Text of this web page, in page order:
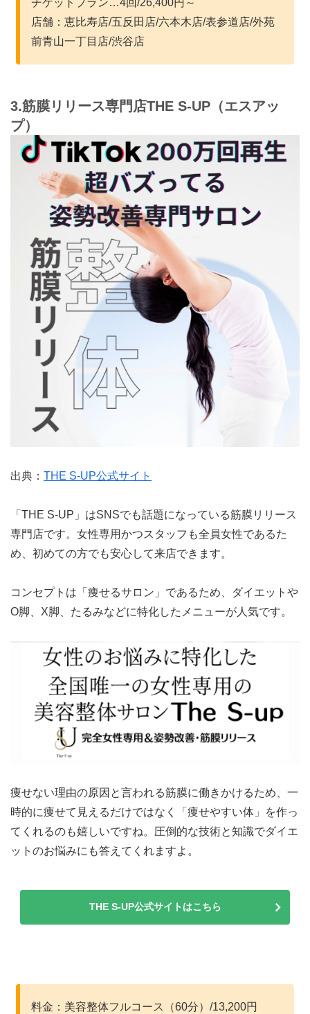
チケットプラン…4回/26,400円～
店舗：恵比寿店/五反田店/六本木店/表参道店/外苑
前青山一丁目店/渋谷店
3.筋膜リリース専門店THE S-UP（エスアッ
プ）
出典： THE S-UP公式サイト
「THE S-UP」はSNSでも話題になっている筋膜リリース
専門店です。女性専用かつスタッフも全員女性であるた
め、初めての方でも安心して来店できます。
コンセプトは「痩せるサロン」であるため、ダイエットや
O脚、X脚、たるみなどに特化したメニューが人気です。
痩せない理由の原因と言われる筋膜に働きかけるため、一
時的に痩せて見えるだけではなく「痩せやすい体」を作っ
てくれるのも嬉しいですね。圧倒的な技術と知識でダイエ
ットのお悩みにも答えてくれますよ。
THE S-UP公式サイトはこちら
料金：美容整体フルコース（60分）/13,200円